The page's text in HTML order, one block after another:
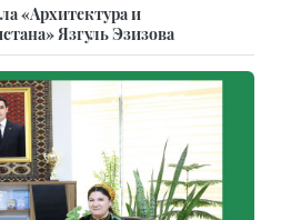
«Архитектура и
Язгуль Эзизова